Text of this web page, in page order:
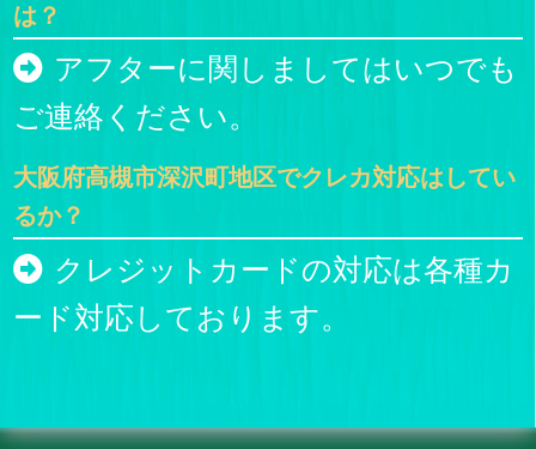
は？
アフターに関しましてはいつでも
ご連絡ください。
大阪府高槻市深沢町地区でクレカ対応はしてい
るか？
クレジットカードの対応は各種カ
ード対応しております。